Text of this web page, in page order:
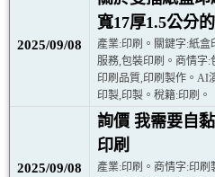
2025/09/08
寬17厚1.5公分
產業:印刷。關鍵字:紙盒
服務,包裝印刷。商情字:
印刷品質,印刷製作。AI
印製,印製。稅籍:印刷。
2025/09/08
詢價 我需要自
印刷
產業:印刷。商情字:印刷